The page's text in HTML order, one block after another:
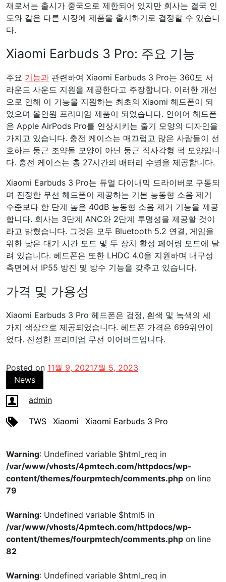
재로서는 출시가 중국으로 제한되어 있지만 회사는 결국 인
도와 같은 다른 시장에 제품을 출시하기로 결정할 수 있습니
다.
Xiaomi Earbuds 3 Pro: 주요 기능
주요 기능과 관련하여 Xiaomi Earbuds 3 Pro는 360도 서
라운드 사운드 지원을 제공한다고 주장합니다. 이러한 개선
으로 인해 이 기능을 지원하는 최초의 Xiaomi 헤드폰이 되
었으며 올인원 프리미엄 제품이 되었습니다. 인이어 헤드폰
은 Apple AirPods Pro를 연상시키는 줄기 모양의 디자인을
가지고 있습니다. 충전 케이스는 매끄럽고 많은 사람들이 선
호하는 둥근 조약돌 모양이 아닌 둥근 직사각형 퍽 모양입니
다. 충전 케이스는 총 27시간의 배터리 수명을 제공합니다.
Xiaomi Earbuds 3 Pro는 듀얼 다이내믹 드라이버로 구동되
며 진정한 무선 헤드폰이 제공하는 기본 능동형 소음 제거
수준보다 한 단계 높은 40dB 능동형 소음 제거 기능을 제공
합니다. 회사는 3단계 ANC와 2단계 투명성을 제공할 것이
라고 밝혔습니다. 그것은 모두 Bluetooth 5.2 연결, 게임을
위한 낮은 대기 시간 모드 및 두 장치 활성 페어링 모드에 달
려 있습니다. 헤드폰은 또한 LHDC 4.0을 지원하며 내구성
측면에서 IP55 방진 및 방수 기능을 갖추고 있습니다.
가격 및 가용성
Xiaomi Earbuds 3 Pro 헤드폰은 검정, 흰색 및 녹색의 세
가지 색상으로 제공되었습니다. 헤드폰 가격은 699위안이
었다. 진정한 프리미엄 무선 이어버드입니다.
Posted on 11월 9, 20217월 5, 2023
News
admin
TWS Xiaomi Xiaomi Earbuds 3 Pro
Warning: Undefined variable $html_req in
/var/www/vhosts/4pmtech.com/httpdocs/wp-
content/themes/fourpmtech/comments.php on line
79
Warning: Undefined variable $html5 in
/var/www/vhosts/4pmtech.com/httpdocs/wp-
content/themes/fourpmtech/comments.php on line
82
Warning: Undefined variable $html_req in